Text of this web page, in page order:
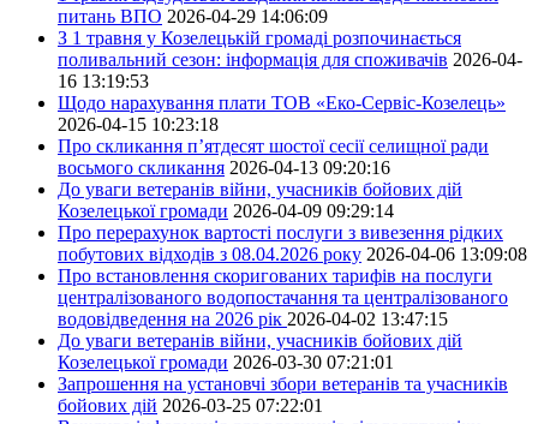
питань ВПО 2026-04-29 14:06:09
З 1 травня у Козелецькій громаді розпочинається
поливальний сезон: інформація для споживачів 2026-04-
16 13:19:53
Щодо нарахування плати ТОВ «Еко-Сервіс-Козелець»
2026-04-15 10:23:18
Про скликання п’ятдесят шостої сесії селищної ради
восьмого скликання 2026-04-13 09:20:16
До уваги ветеранів війни, учасників бойових дій
Козелецької громади 2026-04-09 09:29:14
Про перерахунок вартості послуги з вивезення рідких
побутових відходів з 08.04.2026 року 2026-04-06 13:09:08
Про встановлення скоригованих тарифів на послуги
централізованого водопостачання та централізованого
водовідведення на 2026 рік 2026-04-02 13:47:15
До уваги ветеранів війни, учасників бойових дій
Козелецької громади 2026-03-30 07:21:01
Запрошення на установчі збори ветеранів та учасників
бойових дій 2026-03-25 07:22:01